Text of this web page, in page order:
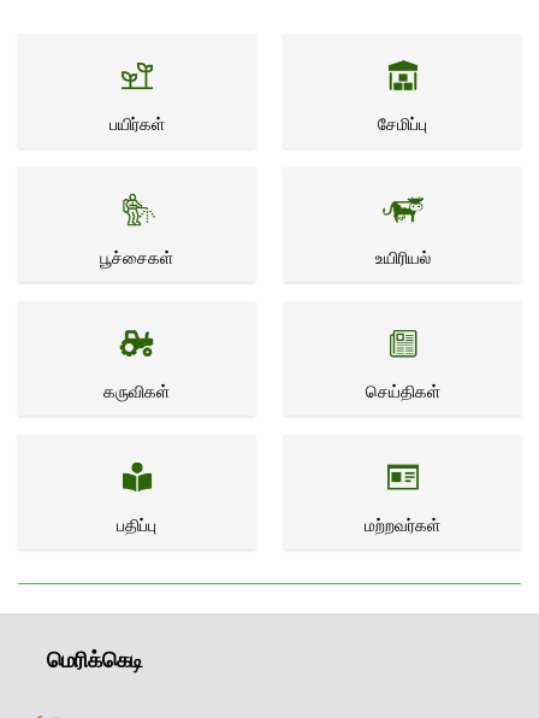
பயிர்கள் சேமிப்பு
பூச்சைகள் உயிரியல்
கருவிகள் செய்திகள்
பதிப்பு மற்றவர்கள்
மெரிக்கெடி